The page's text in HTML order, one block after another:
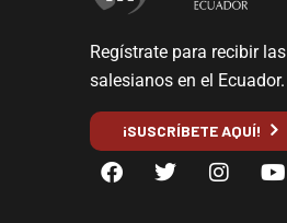
Regístrate para recibir
salesianos en el Ecuador.
¡SUSCRÍBETE AQUÍ!